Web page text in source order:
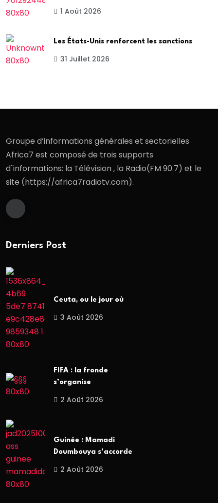
1 Août 2026
Les États-Unis renforcent les sanctions
31 Juillet 2026
Groupe d’informations générales et sectorielles
Africa7 est composé de trois supports
d`informations: la Télévision , la Radio(FM 90.7) et le
site (https://africa7radiotv.com).
Derniers Post
Ceuta, ou le jour où
3 Août 2026
FIFA : la fronde
s’organise
2 Août 2026
Guinée : Mamadi
Doumbouya s’accorde
2 Août 2026